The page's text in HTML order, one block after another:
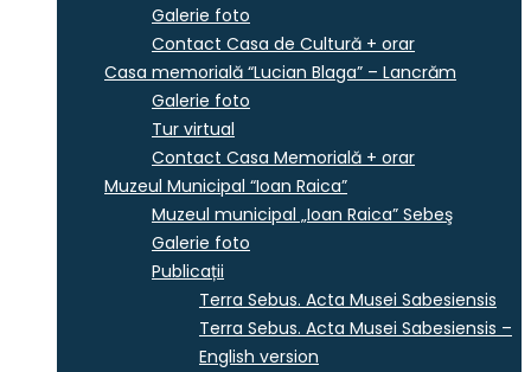
Galerie foto
Contact Casa de Cultură + orar
Casa memorială “Lucian Blaga” – Lancrăm
Galerie foto
Tur virtual
Contact Casa Memorială + orar
Muzeul Municipal “Ioan Raica”
Muzeul municipal „Ioan Raica” Sebeş
Galerie foto
Publicații
Terra Sebus. Acta Musei Sabesiensis
Terra Sebus. Acta Musei Sabesiensis –
English version